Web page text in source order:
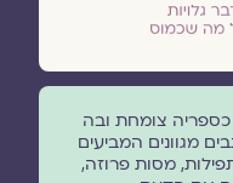
כספריה צומחת ובה
מגוונים המביעים
מסות פרוזה,